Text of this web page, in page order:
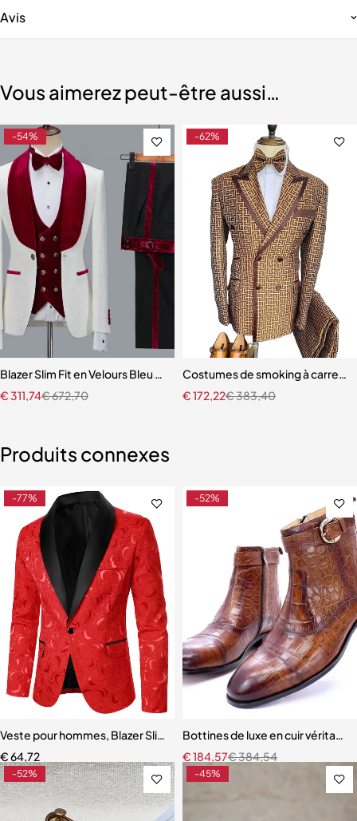
Avis
Vous aimerez peut-être aussi…
pour hommes
-54%
Blazer Slim Fit en Velours Bleu Marine pour Homme
€672,70
€311,74
-62%
Costumes de smoking à
€383,40
€172,22
Produits connexes
-77%
Veste pour hommes, Blazer Slim
€64,72
-52%
Bottines de luxe en cuir
€384,54
€184,57
-52% -45%